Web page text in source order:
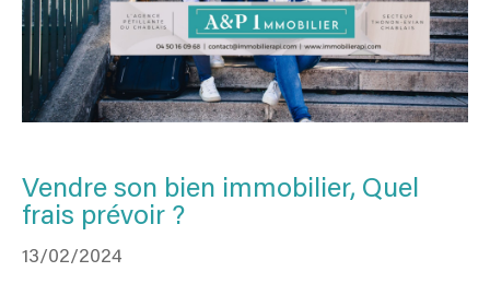
Vendre son bien immobilier, Quel
frais prévoir ?
13/02/2024